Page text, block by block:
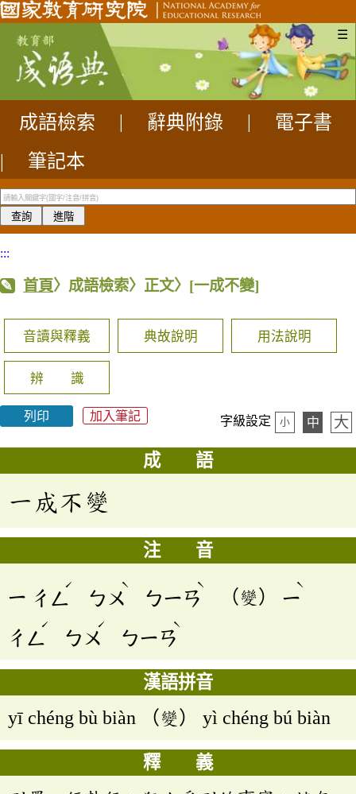
☰
成語檢索 辭典附錄
電子書
|
筆記本
:::
首頁〉成語檢索〉正文〉 [一成不變]
音讀與釋義 典故說明 用法說明
辨 識
列印 加入筆記 字級設定 小 中 大
成 語
一成不變
注 音
ㄧ ㄔㄥ
ˊ
ㄅㄨ
ˋ
ㄅㄧㄢ
ˋ
（變） ㄧ
ˋ
ㄔㄥ
ˊ
ㄅㄨ
ˊ
ㄅㄧㄢ
ˋ
漢語拼音
yī chéng bù biàn （變） yì chéng bú biàn
釋 義